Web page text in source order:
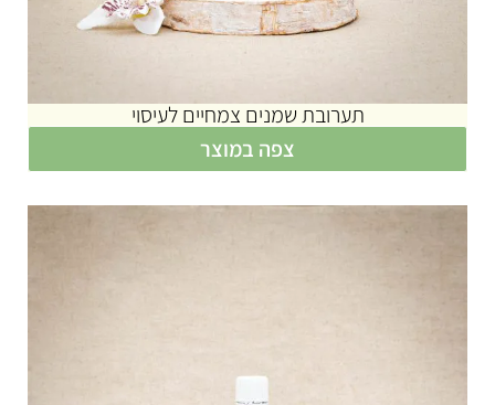
תערובת שמנים צמחיים לעיסוי
צפה במוצר